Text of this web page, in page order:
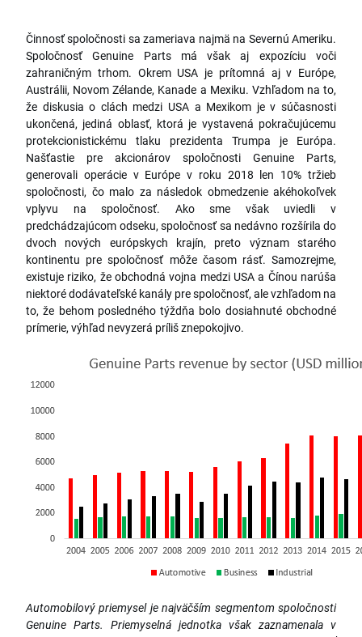
Činnosť spoločnosti sa zameriava najmä na Severnú Ameriku.
Spoločnosť Genuine Parts má však aj expozíciu voči
zahraničným trhom. Okrem USA je prítomná aj v Európe,
Austrálii, Novom Zélande, Kanade a Mexiku. Vzhľadom na to,
že diskusia o clách medzi USA a Mexikom je v súčasnosti
ukončená, jediná oblasť, ktorá je vystavená pokračujúcemu
protekcionistickému tlaku prezidenta Trumpa je Európa.
Našťastie pre akcionárov spoločnosti Genuine Parts,
generovali operácie v Európe v roku 2018 len 10% tržieb
spoločnosti, čo malo za následok obmedzenie akéhokoľvek
vplyvu na spoločnosť. Ako sme však uviedli v
predchádzajúcom odseku, spoločnosť sa nedávno rozšírila do
dvoch nových európskych krajín, preto význam starého
kontinentu pre spoločnosť môže časom rásť. Samozrejme,
existuje riziko, že obchodná vojna medzi USA a Čínou narúša
niektoré dodávateľské kanály pre spoločnosť, ale vzhľadom na
to, že behom posledného týždňa bolo dosiahnuté obchodné
prímerie, výhľad nevyzerá príliš znepokojivo.
Automobilový priemysel je najväčším segmentom spoločnosti
Genuine Parts. Priemyselná jednotka však zaznamenala v